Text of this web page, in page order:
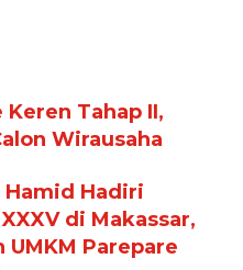
Keren Tahap II,
Wirausaha
Hadiri
di Makassar,
Parepare